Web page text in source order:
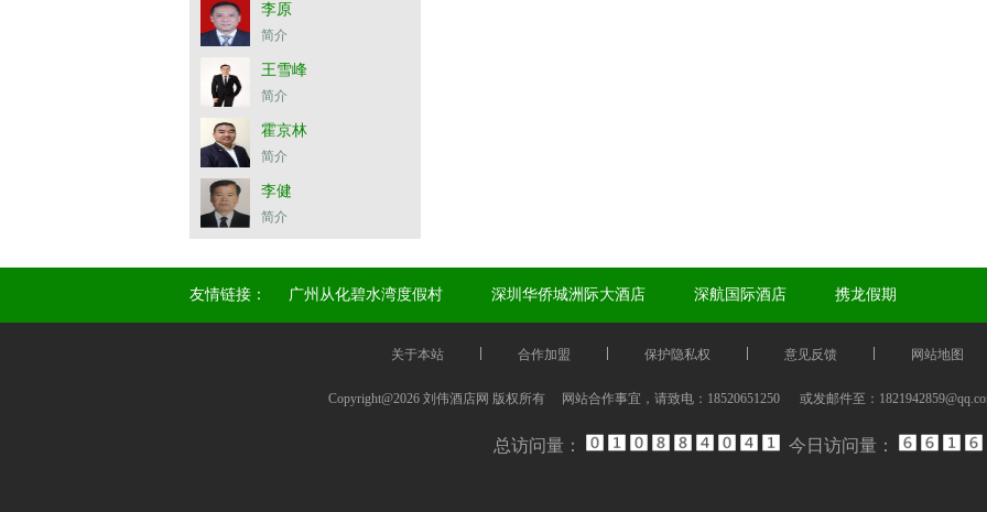
李原
简介
王雪峰
简介
霍京林
简介
李健
简介
友情链接： 广州从化碧水湾度假村 深圳华侨城洲际大酒店 深航国际酒店 携龙假期
关于本站 合作加盟 保护隐私权 意见反馈 网站地图
Copyright@2026 刘伟酒店网 版权所有 网站合作事宜，请致电： 18520651250或发邮件至：
总访问量： 今日访问量：